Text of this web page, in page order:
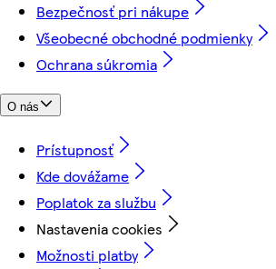
Bezpečnosť pri nákupe
Všeobecné obchodné podmienky
Ochrana súkromia
O nás
Prístupnosť
Kde dovážame
Poplatok za službu
Nastavenia cookies
Možnosti platby